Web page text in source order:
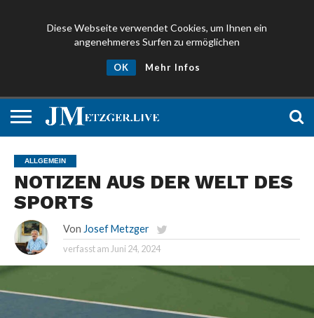
Diese Webseite verwendet Cookies, um Ihnen ein
angenehmeres Surfen zu ermöglichen
OK Mehr Infos
ALLGEMEIN
NOTIZEN AUS DER WELT DES
SPORTS
Von Josef Metzger
verfasst am Juni 24, 2024